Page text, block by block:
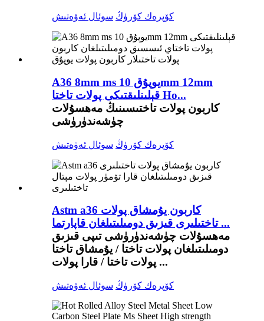
كۆپرەك كۆرۈڭ سوئال ئەۋەتىش
A36 8mm ms يوپۇق 10mm 12mm
قېلىنلىقتىكى پولات تاختا Ho...
كاربون پولات تاختىسىنىڭ مەھسۇلات
چۈشەندۈرۈشى
كۆپرەك كۆرۈڭ سوئال ئەۋەتىش
Astm a36 كاربون يۇمشاق پولات
تاختىلىرى قىزىق دومىلىتىلغان قاپارتما ...
مەھسۇلات چۈشەندۈرۈشى تىپى قىزىق
دومىلىتىلغان پولات تاختا / يۇمشاق تاختا
پولات تاختا / قارا پولات ...
كۆپرەك كۆرۈڭ سوئال ئەۋەتىش